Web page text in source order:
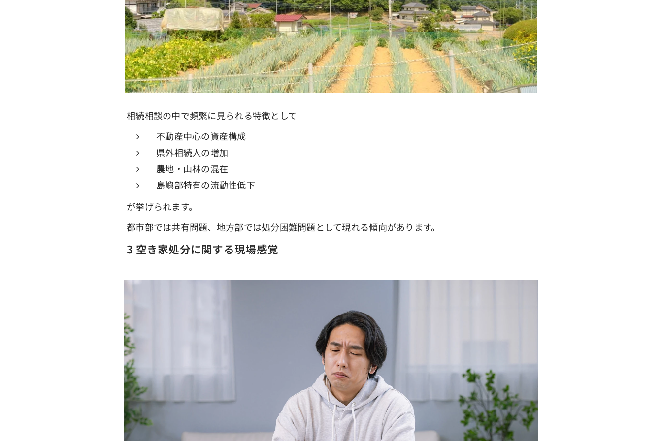
相続相談の中で頻繁に見られる特徴として
不動産中心の資産構成
県外相続人の増加
農地・山林の混在
島嶼部特有の流動性低下
が挙げられます。
都市部では共有問題、地方部では処分困難問題として現れる傾向があります。
3 空き家処分に関する現場感覚